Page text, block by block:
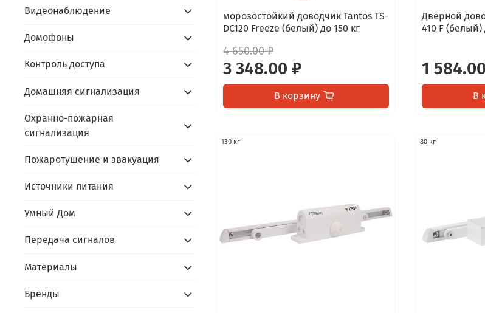
морозостойкий доводчик Tantos TS-
DC120 Freeze (белый) до 150 кг
4 650.00 ₽
3 348.00 ₽
В корзину
Дверной
410 F (белый)
1
В
130 кг 80 кг
Видеонаблюдение
Домофоны
Контроль доступа
Домашняя сигнализация
Охранно-пожарная
сигнализация
Пожаротушение и эвакуация
Источники питания
Умный Дом
Передача сигналов
Материалы
Бренды